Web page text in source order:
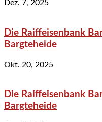
Dez. 7, 2025
Die Raiffeisenbank
Bargteheide
Okt. 20, 2025
Die Raiffeisenbank
Bargteheide